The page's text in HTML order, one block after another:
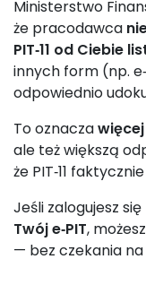
Ministerstwo
że pracodawca
PIT‑11 od Ciebie
innych form (np.
odpowiednio
To oznacza
ale też większą
że PIT‑11
Jeśli zalogujesz się
Twój e‑PIT, możesz
— bez czekania